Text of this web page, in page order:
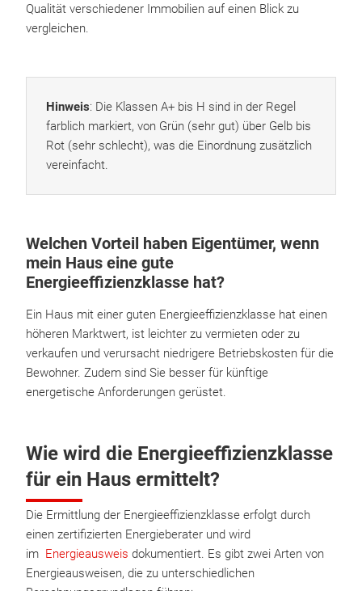
Qualität verschiedener Immobilien auf einen Blick zu
vergleichen.
Hinweis: Die Klassen A+ bis H sind in der Regel
farblich markiert, von Grün (sehr gut) über Gelb bis
Rot (sehr schlecht), was die Einordnung zusätzlich
vereinfacht.
Welchen Vorteil haben Eigentümer, wenn
mein Haus eine gute
Energieeffizienzklasse hat?
Ein Haus mit einer guten Energieeffizienzklasse hat einen
höheren Marktwert, ist leichter zu vermieten oder zu
verkaufen und verursacht niedrigere Betriebskosten für die
Bewohner. Zudem sind Sie besser für künftige
energetische Anforderungen gerüstet.
Wie wird die Energieeffizienzklasse
für ein Haus ermittelt?
Die Ermittlung der Energieeffizienzklasse erfolgt durch
einen zertifizierten Energieberater und wird
im Energieausweis dokumentiert. Es gibt zwei Arten von
Energieausweisen, die zu unterschiedlichen